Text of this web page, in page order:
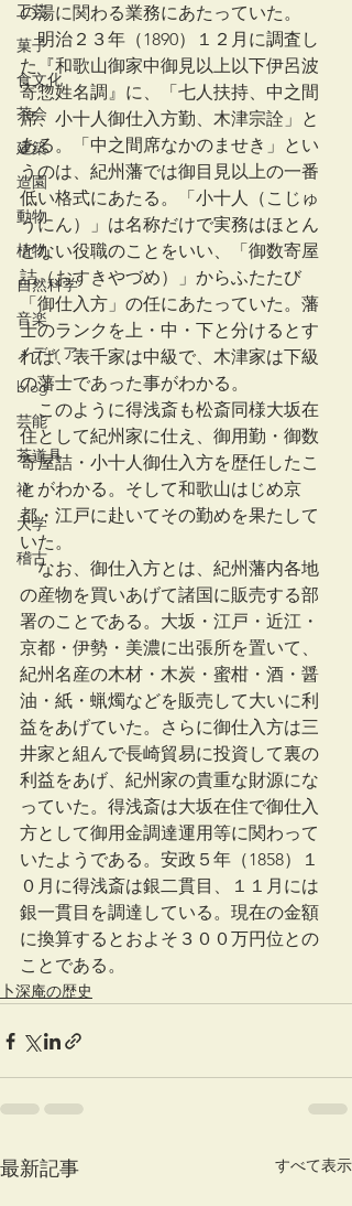
工芸
菓子
食文化
茶会
建築
造園
動物
植物
自然科学
音楽
メディア
blog
芸能
茶道具
禅
大学
稽古
の湯に関わる業務にあたっていた。
明治２３年（1890）１２月に調査し
た『和歌山御家中御見以上以下伊呂波
寄惣姓名調』に、「七人扶持、中之間
席、小十人御仕入方勤、木津宗詮」と
ある。「中之間席なかのませき」とい
うのは、紀州藩では御目見以上の一番
低い格式にあたる。「小十人（こじゅ
うにん）」は名称だけで実務はほとん
どない役職のことをいい、「御数寄屋
詰（おすきやづめ）」からふたたび
「御仕入方」の任にあたっていた。藩
士のランクを上・中・下と分けるとす
れば、表千家は中級で、木津家は下級
の藩士であった事がわかる。
このように得浅斎も松斎同様大坂在
住として紀州家に仕え、御用勤・御数
寄屋詰・小十人御仕入方を歴任したこ
とがわかる。そして和歌山はじめ京
都・江戸に赴いてその勤めを果たして
いた。
なお、御仕入方とは、紀州藩内各地
の産物を買いあげて諸国に販売する部
署のことである。大坂・江戸・近江・
京都・伊勢・美濃に出張所を置いて、
紀州名産の木材・木炭・蜜柑・酒・醤
油・紙・蝋燭などを販売して大いに利
益をあげていた。さらに御仕入方は三
井家と組んで長崎貿易に投資して裏の
利益をあげ、紀州家の貴重な財源にな
っていた。得浅斎は大坂在住で御仕入
方として御用金調達運用等に関わって
いたようである。安政５年（1858）１
０月に得浅斎は銀二貫目、１１月には
銀一貫目を調達している。現在の金額
に換算するとおよそ３００万円位との
ことである。
卜深庵の歴史
最新記事 すべて表示